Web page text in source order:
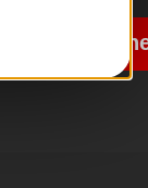
Je